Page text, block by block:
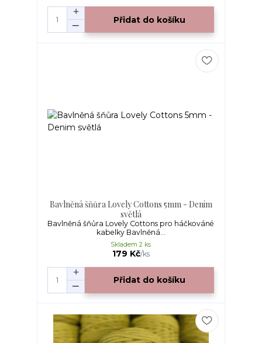
Přidat do košíku
Bavlněná šňůra Lovely Cottons 5mm - Denim
světlá
Bavlněná šňůra Lovely Cottons pro háčkováné
kabelky Bavlněná...
179 Kč/ks
Skladem 2 ks
Přidat do košíku